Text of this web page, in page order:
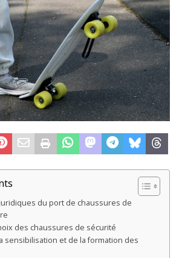
du port de chaussures de
des chaussures de sécurité
sensibilisation et de la formation des